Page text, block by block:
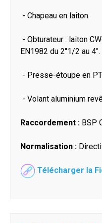
- Chapeau en laiton.
- Obturateur : laiton
EN1982 du 2"1/2 au 4".
- Presse-étoupe en
- Volant aluminium
Raccordement : BSP
Normalisation :
Télécharger la